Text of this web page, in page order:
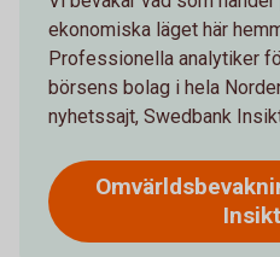
ekonomiska läget här
Professionella analytiker
börsens bolag i hela
nyhetssajt, Swedbank
Insikt